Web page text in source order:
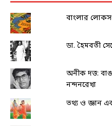
বাংলার
ডা. হৈমবতী
অনীক দত্ত:
নন্দনরেখা
তথ্য ও জ্ঞান